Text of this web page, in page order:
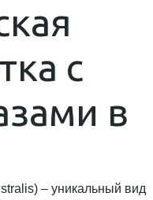
с
в
– уникальный вид